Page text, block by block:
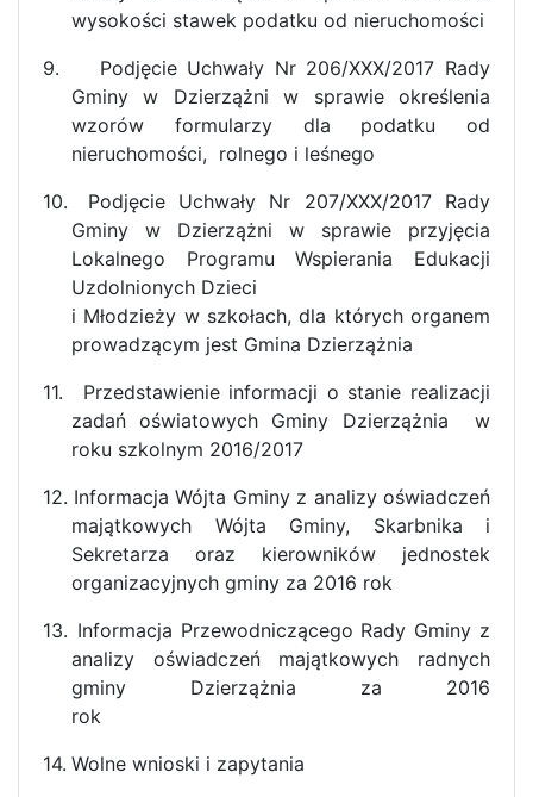
wysokości stawek podatku od nieruchomości
9.
Podjęcie Uchwały Nr 206/XXX/2017 Rady
Gminy w Dzierzążni w sprawie określenia
wzorów formularzy dla podatku od
nieruchomości, rolnego i leśnego
10.
Podjęcie Uchwały Nr 207/XXX/2017 Rady
Gminy w Dzierzążni w sprawie przyjęcia
Lokalnego Programu Wspierania Edukacji
Uzdolnionych Dzieci
i Młodzieży w szkołach, dla których organem
prowadzącym jest Gmina Dzierzążnia
11.
Przedstawienie informacji o stanie realizacji
zadań oświatowych Gminy Dzierzążnia
w
roku szkolnym 2016/2017
12. Informacja Wójta Gminy z analizy oświadczeń
majątkowych Wójta Gminy, Skarbnika
i
Sekretarza oraz kierowników jednostek
organizacyjnych gminy za 2016 rok
13. Informacja Przewodniczącego Rady Gminy z
analizy oświadczeń majątkowych radnych
gminy Dzierzążnia za 2016
rok
14. Wolne wnioski i zapytania